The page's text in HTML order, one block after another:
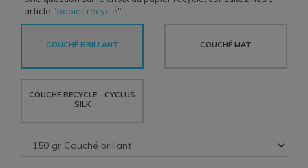
article "papier recyclé"
COUCHÉ BRILLANT COUCHÉ MAT
COUCHÉ RECYCLÉ - CYCLUS
SILK